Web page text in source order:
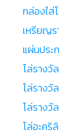
กล่องใส่
เหรียญ
แผ่นประ
โล่รางวั
โล่รางวั
โล่รางวั
โล่อะคริ